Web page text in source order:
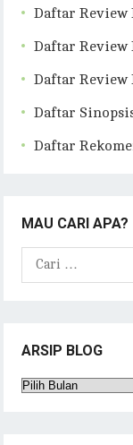
Daftar Review
Daftar Review
Daftar Review
Daftar
Daftar
MAU CARI APA?
Cari
ARSIP BLOG
Arsip